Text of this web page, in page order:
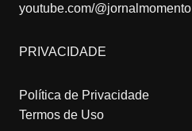
youtube.com/@jornalmomento
PRIVACIDADE
Política de Privacidade
Termos de Uso